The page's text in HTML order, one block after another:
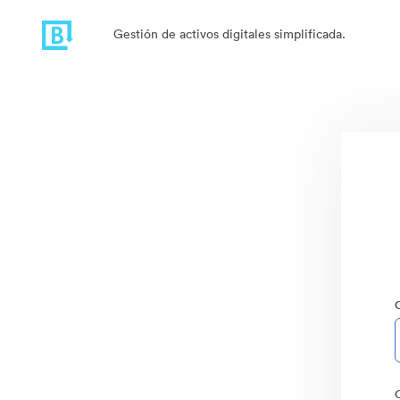
Gestión de activos digitales simplificada.